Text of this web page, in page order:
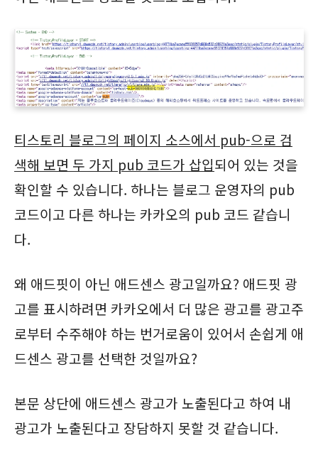
티스토리 블로그의 페이지 소스에서 pub-으로 검
색해 보면 두 가지 pub 코드가 삽입되어 있는 것을
확인할 수 있습니다. 하나는 블로그 운영자의 pub
코드이고 다른 하나는 카카오의 pub 코드 같습니
다.
왜 애드핏이 아닌 애드센스 광고일까요? 애드핏 광
고를 표시하려면 카카오에서 더 많은 광고를 광고주
로부터 수주해야 하는 번거로움이 있어서 손쉽게 애
드센스 광고를 선택한 것일까요?
본문 상단에 애드센스 광고가 노출된다고 하여 내
광고가 노출된다고 장담하지 못할 것 같습니다.